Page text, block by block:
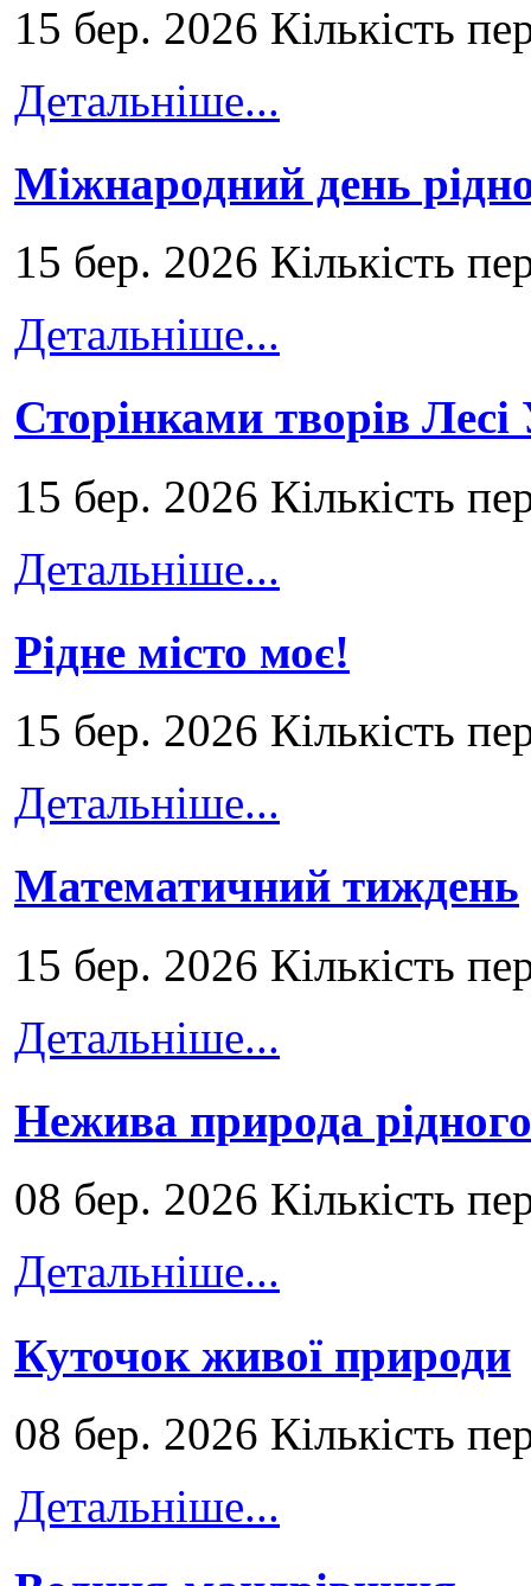
15 бер. 2026 Кількість
Детальніше...
Міжнародний день
15 бер. 2026 Кількість
Детальніше...
Сторінками творів
15 бер. 2026 Кількість
Детальніше...
Рідне місто моє!
15 бер. 2026 Кількість
Детальніше...
Математичний тиждень
15 бер. 2026 Кількість
Детальніше...
Нежива природа
08 бер. 2026 Кількість
Детальніше...
Куточок живої природи
08 бер. 2026 Кількість
Детальніше...